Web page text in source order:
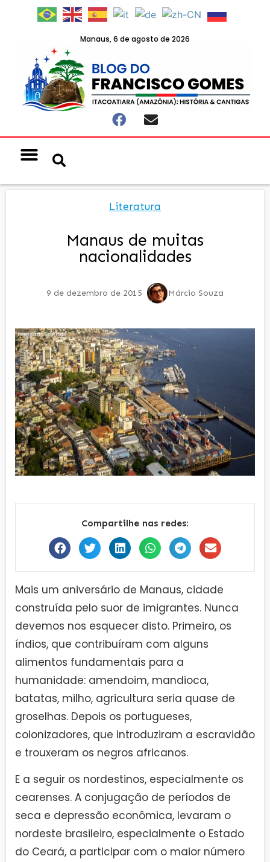
Manaus, 6 de agosto de 2026
Literatura
Manaus de muitas
nacionalidades
9 de dezembro de 2015 Márcio Souza
Compartilhe nas redes:
Mais um aniversário de Manaus, cidade
construída pelo suor de imigrantes. Nunca
devemos nos esquecer disto. Primeiro, os
índios, que contribuíram com alguns
alimentos fundamentais para a
humanidade: amendoim, mandioca,
batatas, milho, agricultura seria quase de
groselhas. Depois os portugueses,
colonizadores, que introduziram a escravidão
e trouxeram os negros africanos.
E a seguir os nordestinos, especialmente os
cearenses. A conjugação de períodos de
seca e depressão econômica, levaram o
nordeste brasileiro, especialmente o Estado
do Ceará, a participar com o maior número